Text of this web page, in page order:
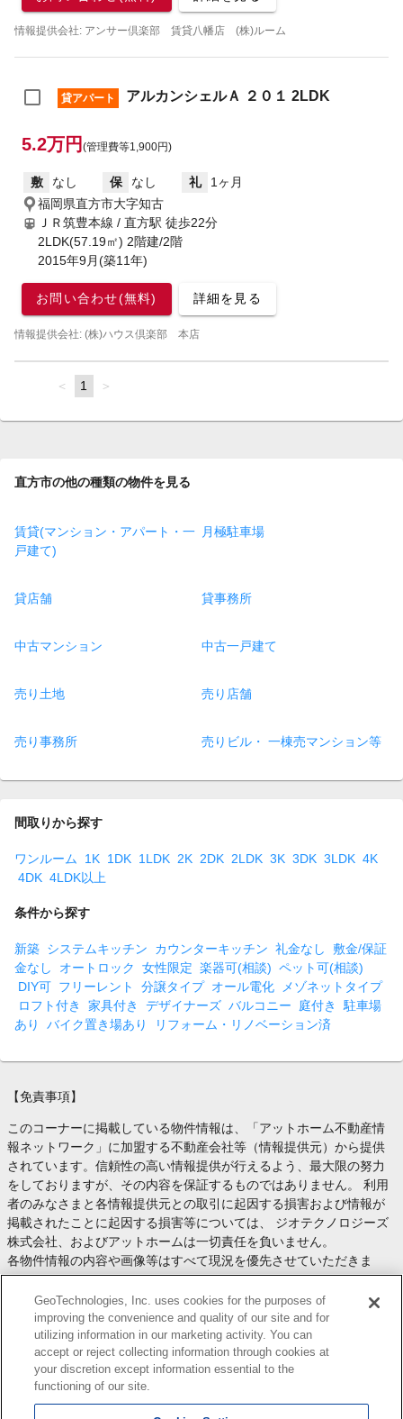
情報提供会社: アンサー倶楽部 賃貸八幡店 (株)ルーム
貸アパート アルカンシェルＡ ２０１ 2LDK
5.2万円 (管理費等1,900円)
敷 なし 保 なし 礼
1ヶ月
福岡県直方市大字知古
ＪＲ筑豊本線 / 直方駅 徒歩22分
2LDK(57.19㎡) 2階建/2階
2015年9月(築11年)
お問い合わせ(無料) 詳細を見る
情報提供会社: (株)ハウス倶楽部 本店
page
You're
page
1 page
直方市の他の種類の物件を見る
賃貸(マンション・アパート・一
戸建て)
月極駐車場
貸店舗 貸事務所
中古マンション 中古一戸建て
売り土地 売り店舗
売り事務所 売りビル・ 一棟売マンション等
間取りから探す
ワンルーム 1K 1DK 1LDK 2K 2DK 2LDK 3K 3DK 3LDK 4K
4DK 4LDK以上
条件から探す
新築 システムキッチン カウンターキッチン 礼金なし
敷金/保証
金なし
オートロック 女性限定 楽器可(相談) ペット可(相談)
DIY可 フリーレント 分譲タイプ オール電化
メゾネットタイプ
ロフト付き
家具付き デザイナーズ バルコニー 庭付き
駐車場
あり
バイク置き場あり リフォーム・リノベーション済
【免責事項】
このコーナーに掲載している物件情報は、「アットホーム不動産情
報ネットワーク」に加盟する不動産会社等（情報提供元）から提供
されています。信頼性の高い情報提供が行えるよう、最大限の努力
をしておりますが、その内容を保証するものではありません。 利用
者のみなさまと各情報提供元との取引に起因する損害および情報が
掲載されたことに起因する損害等については、 ジオテクノロジーズ
株式会社、およびアットホームは一切責任を負いません。
各物件情報の内容や画像等はすべて現況を優先させていただきま
す。
お取引等（お取引の準備、資金調達等を含みます）の際には、内容
や契約条件等について、 各情報提供元より十分な説明を受け、ご自
身でご確認の上、判断してください。
このコーナーへの物件情報のご掲載、その他不動産業務ソリューシ
ョン等についての不動産会社様のお問合せはこちら
します。
GeoTechnologies, Inc. uses cookies for the purposes of
improving the convenience and quality of our site and for
utilizing information in our marketing activity. You can
accept or reject collecting information through cookies at
your discretion except information essential to the
functioning of our site.